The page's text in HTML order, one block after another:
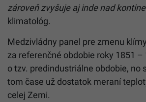
zároveň zvyšuje aj inde nad
klimatológ.
Medzivládny panel pre zmenu
za referenčné obdobie roky 1851 –
o tzv. predindustriálne obdobie, no
tom čase už dostatok meraní
celej Zemi.